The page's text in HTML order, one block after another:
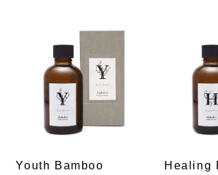
Youth Bamboo Healing